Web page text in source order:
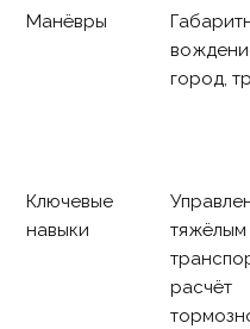
Манёвры
город,
Ключевые
навыки
тяжёлым
расчёт